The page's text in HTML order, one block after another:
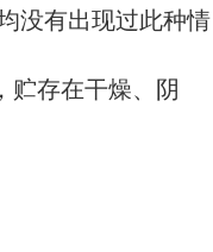
没有出现过此种情
贮存在干燥、阴